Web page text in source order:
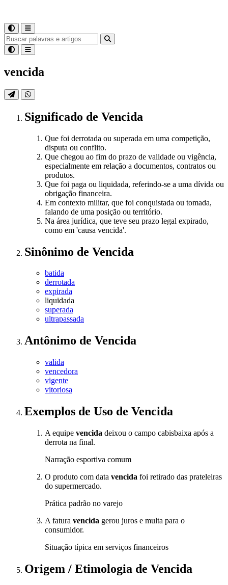
vencida
Significado de Vencida
Que foi derrotada ou superada em uma competição,
disputa ou conflito.
Que chegou ao fim do prazo de validade ou vigência,
especialmente em relação a documentos, contratos ou
produtos.
Que foi paga ou liquidada, referindo-se a uma dívida ou
obrigação financeira.
Em contexto militar, que foi conquistada ou tomada,
falando de uma posição ou território.
Na área jurídica, que teve seu prazo legal expirado,
como em 'causa vencida'.
Sinônimo de Vencida
batida
derrotada
expirada
liquidada
superada
ultrapassada
Antônimo de Vencida
valida
vencedora
vigente
vitoriosa
Exemplos de Uso de Vencida
A equipe vencida deixou o campo cabisbaixa após a
derrota na final.
Narração esportiva comum
O produto com data vencida foi retirado das prateleiras
do supermercado.
Prática padrão no varejo
A fatura vencida gerou juros e multa para o
consumidor.
Situação típica em serviços financeiros
Origem / Etimologia de Vencida